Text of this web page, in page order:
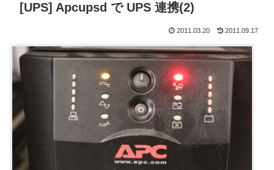
[UPS] Apcupsd で UPS 連携(2)
2011.03.20 2011.09.17